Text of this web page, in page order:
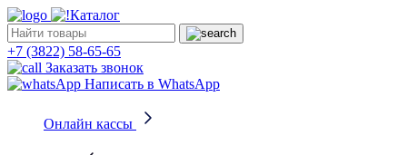
Каталог
+7 (3822) 58-65-65
Заказать звонок
Написать в WhatsApp
Онлайн кассы